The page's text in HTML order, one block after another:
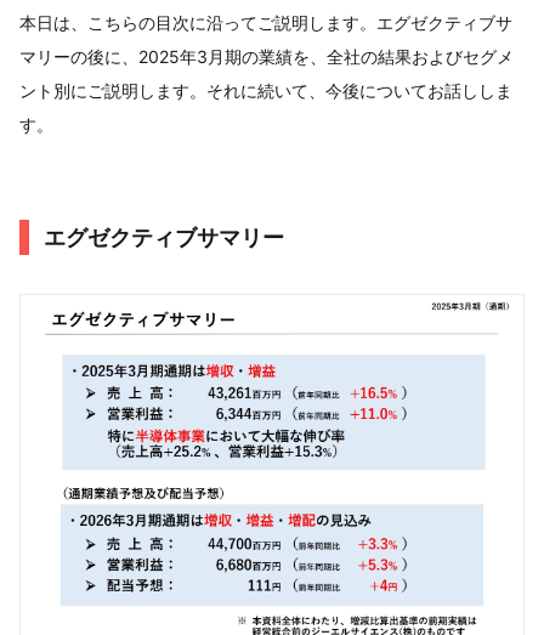
本日は、こちらの目次に沿ってご説明します。エグゼクティブサ
マリーの後に、2025年3月期の業績を、全社の結果およびセグメ
ント別にご説明します。それに続いて、今後についてお話ししま
す。
エグゼクティブサマリー